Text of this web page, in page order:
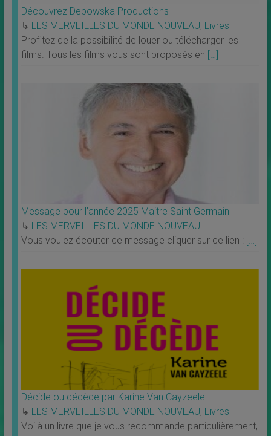
Découvrez Debowska Productions
↳ LES MERVEILLES DU MONDE NOUVEAU, Livres
Profitez de la possibilité de louer ou télécharger les
films. Tous les films vous sont proposés en […]
Message pour l’année 2025 Maitre Saint Germain
↳ LES MERVEILLES DU MONDE NOUVEAU
Vous voulez écouter ce message cliquer sur ce lien : […]
Décide ou décède par Karine Van Cayzeele
↳ LES MERVEILLES DU MONDE NOUVEAU, Livres
Voilà un livre que je vous recommande particulièrement,